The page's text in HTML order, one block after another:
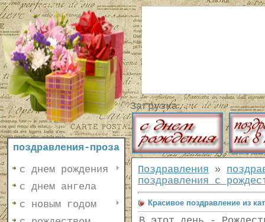
поздравления-проза
с днем рождения
с днем ангела
с новым годом
Загрузка...
Поздравления »
поздравления с
Красивое поздравление из